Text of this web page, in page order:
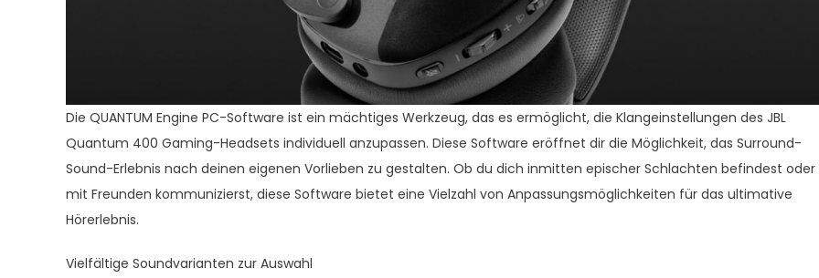
Die QUANTUM Engine PC-Software ist ein mächtiges Werkzeug, das es ermöglicht, die Klangeinstellungen des JBL
Quantum 400 Gaming-Headsets individuell anzupassen. Diese Software eröffnet dir die Möglichkeit, das Surround-
Sound-Erlebnis nach deinen eigenen Vorlieben zu gestalten. Ob du dich inmitten epischer Schlachten befindest oder
mit Freunden kommunizierst, diese Software bietet eine Vielzahl von Anpassungsmöglichkeiten für das ultimative
Hörerlebnis.
Vielfältige Soundvarianten zur Auswahl